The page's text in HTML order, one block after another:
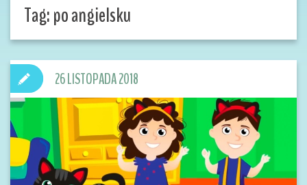
Tag:po angielsku
26 LISTOPADA 2018